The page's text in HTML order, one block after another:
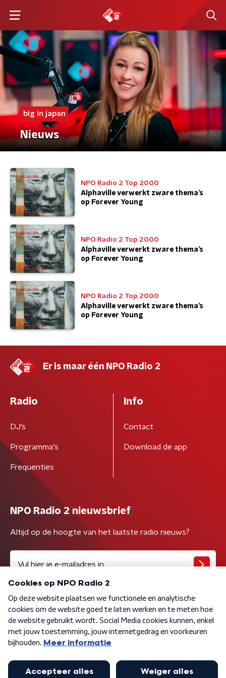
big in japan
Nieuws
NPO Radio 2 Top 2000
Alphaville verwerkt zware thema’s
op Forever Young
NPO Radio 2 Top 2000
Alphaville verwerkt zware thema’s
op Forever Young
NPO Radio 2 Top 2000
Alphaville verwerkt zware thema’s
op Forever Young
Er is maar één NPO Radio 2
Radio
DJ’s
Programma's
Frequenties
Info
Contact
Download de app
NPO Radio 2 nieuwsbrief
Altijd op de hoogte van het laatste radio nieuws?
Algemene voorwaarden